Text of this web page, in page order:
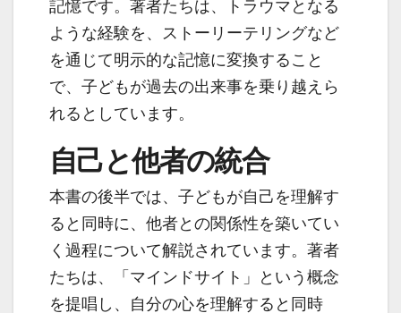
記憶です。著者たちは、トラウマとなる
ような経験を、ストーリーテリングなど
を通じて明示的な記憶に変換すること
で、子どもが過去の出来事を乗り越えら
れるとしています。
自己と他者の統合
本書の後半では、子どもが自己を理解す
ると同時に、他者との関係性を築いてい
く過程について解説されています。著者
たちは、「マインドサイト」という概念
を提唱し、自分の心を理解すると同時